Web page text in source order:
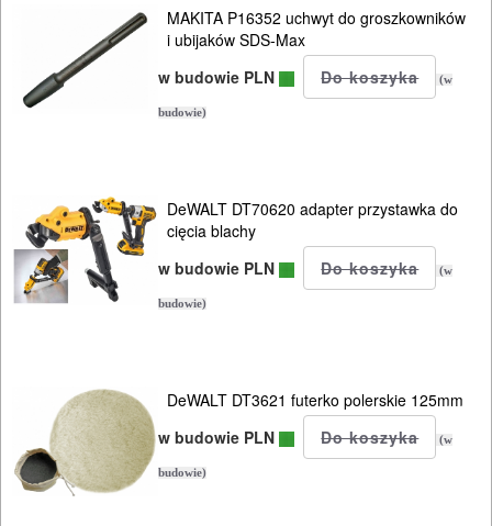
pilarek
i
zagłębiar..
pił
ALLIGATOR
Do
ukośnic
Do
pił
MAKITA P16352 uchwyt do groszkowników
i ubijaków SDS-Max
w budowie PLN
(w
budowie)
DeWALT DT70620 adapter przystawka do
cięcia blachy
w budowie PLN
(w
budowie)
DeWALT DT3621 futerko polerskie 125mm
w budowie PLN
(w
budowie)